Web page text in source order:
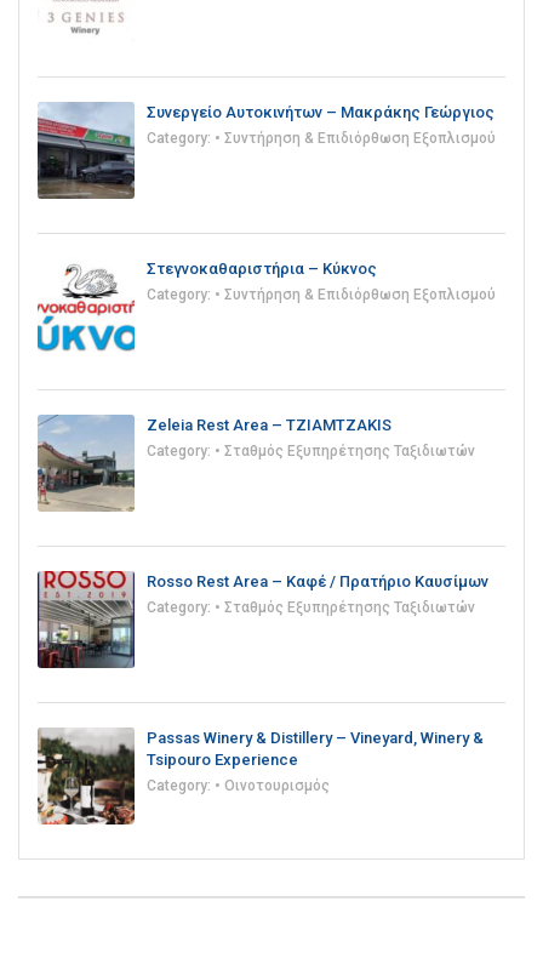
Συνεργείο Αυτοκινήτων – Μακράκης Γεώργιος
Category: • Συντήρηση & Επιδιόρθωση Εξοπλισμού
Στεγνοκαθαριστήρια – Κύκνος
Category: • Συντήρηση & Επιδιόρθωση Εξοπλισμού
Zeleia Rest Area – TZIAMTZAKIS
Category: • Σταθμός Εξυπηρέτησης Ταξιδιωτών
Rosso Rest Area – Καφέ / Πρατήριο Καυσίμων
Category: • Σταθμός Εξυπηρέτησης Ταξιδιωτών
Passas Winery & Distillery – Vineyard, Winery &
Tsipouro Experience
Category: • Οινοτουρισμός